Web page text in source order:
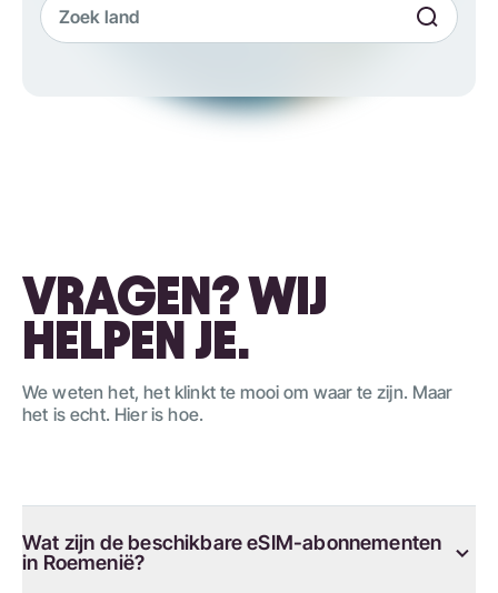
VRAGEN? WIJ
HELPEN JE.
We weten het, het klinkt te mooi om waar te zijn. Maar
het is echt. Hier is hoe.
Wat zijn de beschikbare eSIM-abonnementen
in Roemenië?